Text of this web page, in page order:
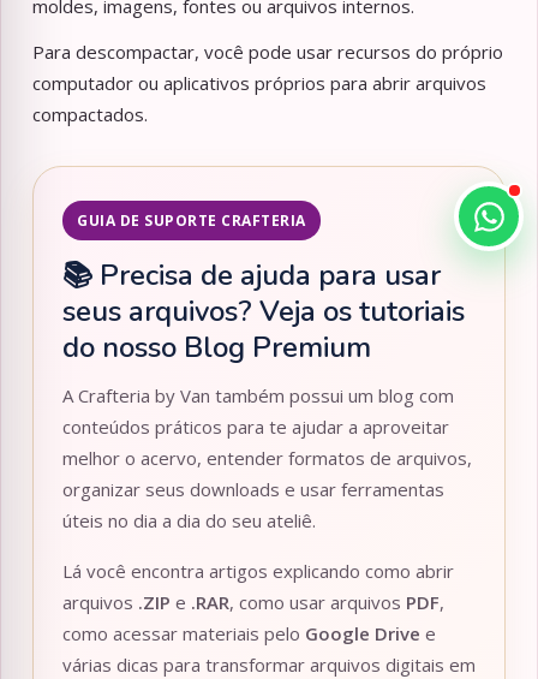
moldes, imagens, fontes ou arquivos internos.
Para descompactar, você pode usar recursos do próprio
computador ou aplicativos próprios para abrir arquivos
compactados.
GUIA DE SUPORTE CRAFTERIA
📚 Precisa de ajuda para usar
seus arquivos? Veja os tutoriais
do nosso Blog Premium
A Crafteria by Van também possui um blog com
conteúdos práticos para te ajudar a aproveitar
melhor o acervo, entender formatos de arquivos,
organizar seus downloads e usar ferramentas
úteis no dia a dia do seu ateliê.
Lá você encontra artigos explicando como abrir
arquivos .ZIP e .RAR, como usar arquivos PDF,
como acessar materiais pelo Google Drive e
várias dicas para transformar arquivos digitais em